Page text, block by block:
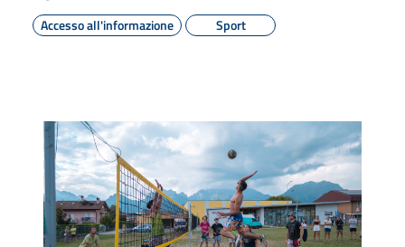
Accesso all'informazione
Sport